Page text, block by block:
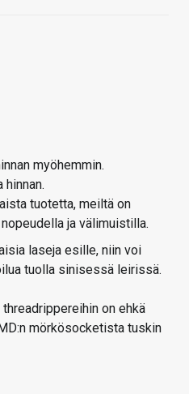
myöhemmin.
hinnan.
tuotetta, meiltä on
ja välimuistilla.
laseja esille, niin voi
tuolla sinisessä leirissä.
on ehkä
mörkösocketista tuskin